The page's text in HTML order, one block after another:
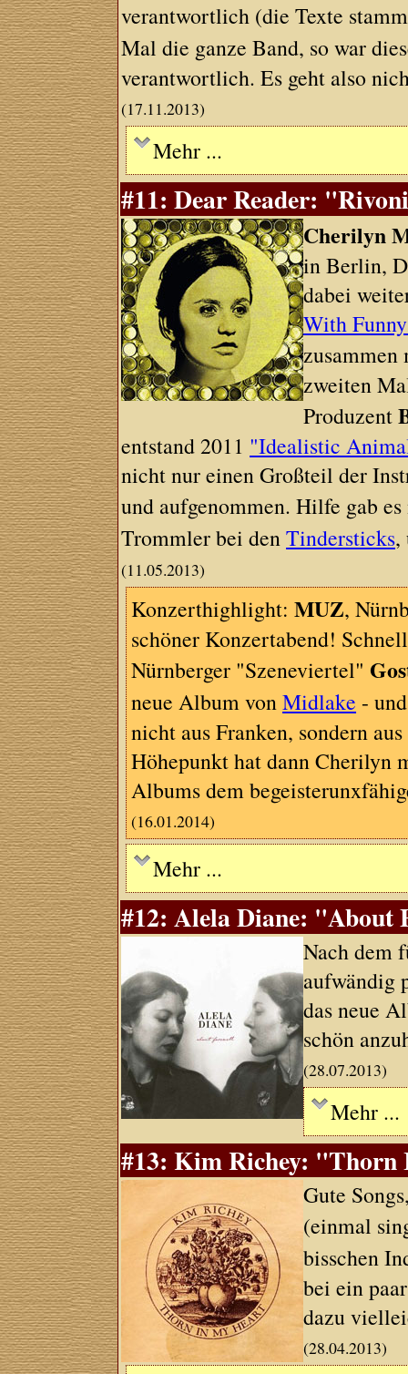
verantwortlich (die Texte
Mal die ganze Band, so war
verantwortlich. Es geht also
(17.11.2013)
Mehr ...
#11: Dear Reader:
Cherilyn
in Berlin,
dabei
With
zweiten
Produzent
entstand 2011 "Idealistic
nicht nur einen Großteil der
und aufgenommen. Hilfe gab
Trommler bei denTindersticks,
(11.05.2013)
Konzerthighlight:MUZ,
schöner Konzertabend!
Nürnberger "Szeneviertel"
neue Album vonMidlake -
nicht aus Franken, sondern
Höhepunkt hat dann Cherilyn
Albums dem
(16.01.2014)
Mehr ...
#12: Alela Diane: "About
Nach dem
aufwändig
das neue
schön
(28.07.2013)
Mehr ...
#13: Kim Richey:
Gute
(einmal
bisschen
bei ein
dazu
(28.04.2013)